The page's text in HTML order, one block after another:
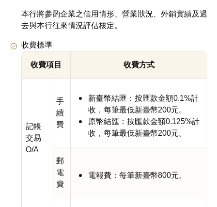
本行將參酌企業之信用情形、營業狀況、外銷實績及過
去與本行往來情況評估核定。
收費標準
收費項目 收費方式
記帳
交易
O/A
手
續
費
新臺幣結匯：按匯款金額0.1%計
收，每筆最低新臺幣200元。
原幣結匯：按匯款金額0.125%計
收，每筆最低新臺幣200元。
郵
電
費
電報費：每筆新臺幣800元。